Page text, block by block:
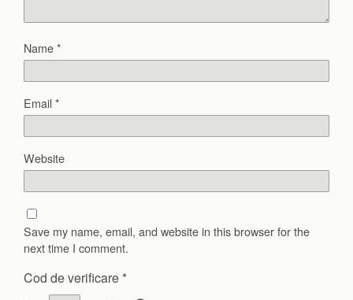
Name*
Email*
Website
Save my name, email, and website in this browser for the
next time I comment.
Cod de verificare *